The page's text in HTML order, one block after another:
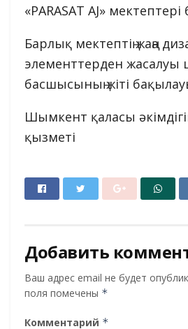
«PARASAT AJ»
Барлық мектептің жаңа
элементтерден жасалуы
басшысының жіті
Шымкент қаласы
қызметі
Добавить
Ваш адрес email не будет
поля помечены *
Комментарий *